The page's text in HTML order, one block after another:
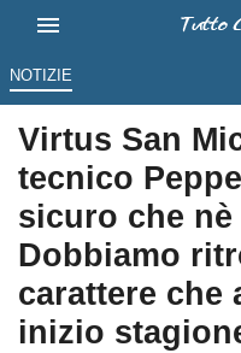
NOTIZIE
Virtus San
tecnico
sicuro che
Dobbiamo
carattere che
inizio